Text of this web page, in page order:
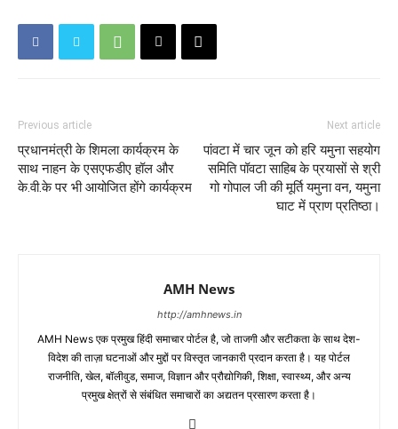
Previous article
प्रधानमंत्री के शिमला कार्यक्रम के
साथ नाहन के एसएफडीए हॉल और
के.वी.के पर भी आयोजित होंगे कार्यक्रम
Next article
पांवटा में चार जून को हरि यमुना सहयोग
समिति पॉवटा साहिब के प्रयासों से श्री
गो गोपाल जी की मूर्ति यमुना वन, यमुना
घाट में प्राण प्रतिष्ठा।
AMH News
http://amhnews.in
AMH News एक प्रमुख हिंदी समाचार पोर्टल है, जो ताजगी और सटीकता के साथ देश-
विदेश की ताज़ा घटनाओं और मुद्दों पर विस्तृत जानकारी प्रदान करता है। यह पोर्टल
राजनीति, खेल, बॉलीवुड, समाज, विज्ञान और प्रौद्योगिकी, शिक्षा, स्वास्थ्य, और अन्य
प्रमुख क्षेत्रों से संबंधित समाचारों का अद्यतन प्रसारण करता है।